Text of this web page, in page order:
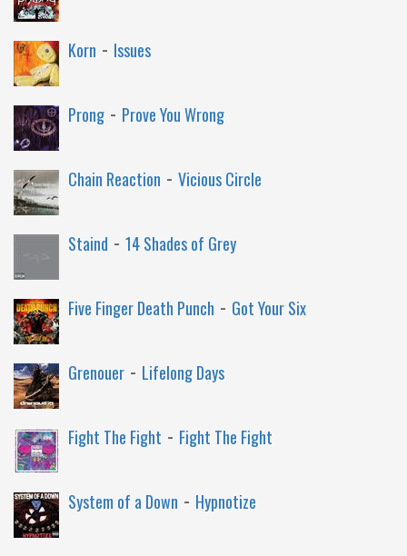
Korn - Issues
Prong - Prove You Wrong
Chain Reaction - Vicious Circle
Staind - 14 Shades of Grey
Five Finger Death Punch - Got Your Six
Grenouer - Lifelong Days
Fight The Fight - Fight The Fight
System of a Down - Hypnotize